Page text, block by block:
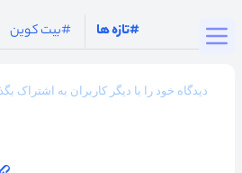
#تازه ها #بیت کوین